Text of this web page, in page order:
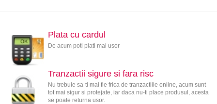
Plata cu cardul
De acum poti plati mai usor
Tranzactii sigure si fara risc
Nu trebuie sa-ti mai fie frica de tranzactiile online, acum sunt
tot mai sigur si protejate, iar daca nu-ti place produsul, acesta
se poate returna usor.